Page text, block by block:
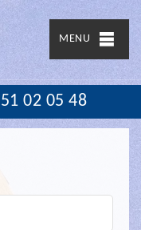
MENU
02 05 48